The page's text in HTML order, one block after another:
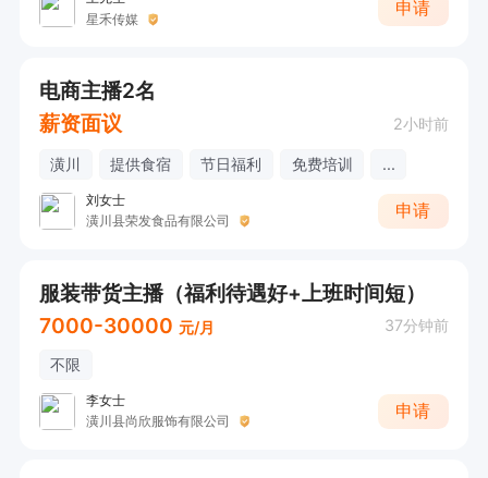
星禾传媒
申请
电商主播2名
薪资面议
2小时前
潢川 提供食宿 节日福利 免费培训 ...
刘女士
潢川县荣发食品有限公司
申请
服装带货主播（福利待遇好+上班时间短）
7000-30000 元/月 37分钟前
不限
李女士
潢川县尚欣服饰有限公司
申请